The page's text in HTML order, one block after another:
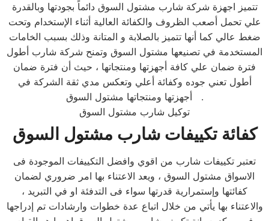
تتميز اجهزة شركة شارب مشتول السوق دائماً بجودتها وبالقدرة
علي تحمل أصعب الظروف والكفائة العالية أثناء الإستخدام وتحت
ضغط عالي كما أنها تتميز بالصلابة و المتانة وذلك بسبب الخامات
المستخدمة في تصنيعها مشتول السوق وتمنح شركة شارب أطول
فترة ضمان علي كافة أجهزتها ومنتجاتها ، حيث أن فترة ضمان
أطول تعني جوده وكفائة أعلي وتعكس مدي ثقة الشركة في
أجهزتها ومنتجاتها مشتول السوق .
توكيل شارب مشتول السوق
كفائة تكييفات شارب مشتول السوق
تعتبر تكييفات شارب من اقوي وافضل التكييفات الموجودة فى
الاسواق مشتول السوق ، ويعد الاعتناء بها امر ضروري لضمان
كفائتها وإستمرارية قدرتها سواء فى التدفئة او في التبريد ،
والاعتناء بها يأتي من خلال اتباع عدة خطوات وارشادات تم إدراجها